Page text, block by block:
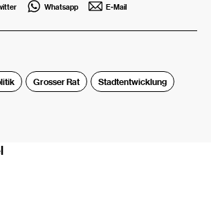
Whatsapp E-Mail
Grosser Rat
Stadtentwicklung